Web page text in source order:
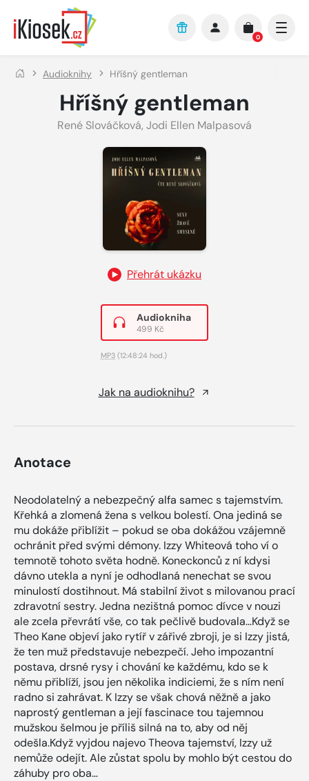
Přejít na hlavní obsah
0
Audioknihy Hříšný gentleman
Hříšný gentleman
René Slováčková, Jodi Ellen Malpasová
Přehrát ukázku
Audiokniha
499 Kč
MP3 (12:48:24 hod.)
Jak na audioknihu?
Anotace
Neodolatelný a nebezpečný alfa samec s tajemstvím.
Křehká a zlomená žena s velkou bolestí. Ona jediná se
mu dokáže přiblížit – pokud se oba dokážou vzájemně
ochránit před svými démony. Izzy Whiteová toho ví o
temnotě tohoto světa hodně. Koneckonců z ní kdysi
dávno utekla a nyní je odhodlaná nenechat se svou
minulostí dostihnout. Má stabilní život s milovanou prací
zdravotní sestry. Jedna nezištná pomoc dívce v nouzi
ale zcela převrátí vše, co tak pečlivě budovala…Když se
Theo Kane objeví jako rytíř v zářivé zbroji, je si Izzy jistá,
že ten muž představuje nebezpečí. Jeho impozantní
postava, drsné rysy i chování ke každému, kdo se k
němu přiblíží, jsou jen několika indiciemi, že s ním není
radno si zahrávat. K Izzy se však chová něžně a jako
naprostý gentleman a její fascinace tou tajemnou
mužskou šelmou je příliš silná na to, aby od něj
odešla.Když vyjdou najevo Theova tajemství, Izzy už
nemůže odejít. Ale zůstat spolu by mohlo být cestou do
záhuby pro oba…